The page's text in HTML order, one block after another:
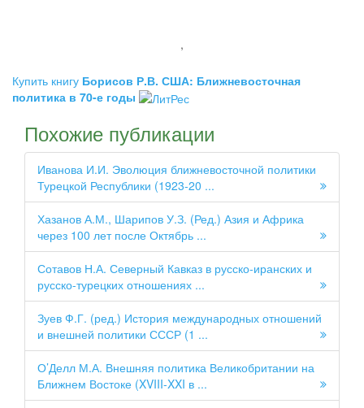
,
Купить книгу Борисов Р.В. США: Ближневосточная
политика в 70-е годы
Похожие публикации
Иванова И.И. Эволюция ближневосточной политики
Турецкой Республики (1923-20 ...
Хазанов А.М., Шарипов У.З. (Ред.) Азия и Африка
через 100 лет после Октябрь ...
Сотавов Н.А. Северный Кавказ в русско-иранских и
русско-турецких отношениях ...
Зуев Ф.Г. (ред.) История международных отношений
и внешней политики СССР (1 ...
О’Делл М.А. Внешняя политика Великобритании на
Ближнем Востоке (XVIII-XXI в ...